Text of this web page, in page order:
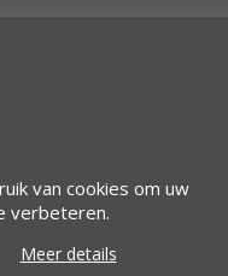
met ShopFactory webwinkel software.
van cookies om uw
verbeteren.
Meer details